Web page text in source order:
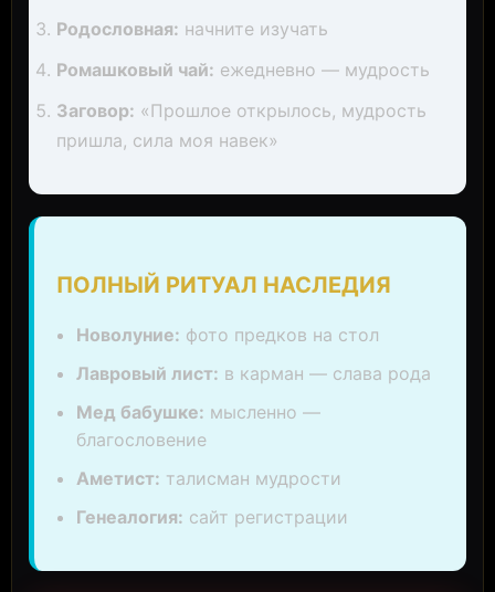
Родословная: начните изучать
Ромашковый чай: ежедневно — мудрость
Заговор: «Прошлое открылось, мудрость
пришла, сила моя навек»
ПОЛНЫЙ РИТУАЛ НАСЛЕДИЯ
Новолуние: фото предков на стол
Лавровый лист: в карман — слава рода
Мед бабушке: мысленно —
благословение
Аметист: талисман мудрости
Генеалогия: сайт регистрации